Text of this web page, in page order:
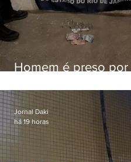
Homem é preso
Jornal Daki
há 19 horas